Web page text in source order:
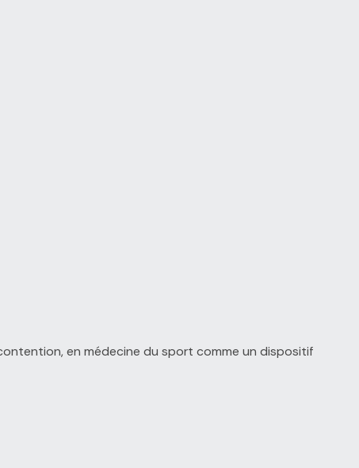
en médecine du sport comme un dispositif